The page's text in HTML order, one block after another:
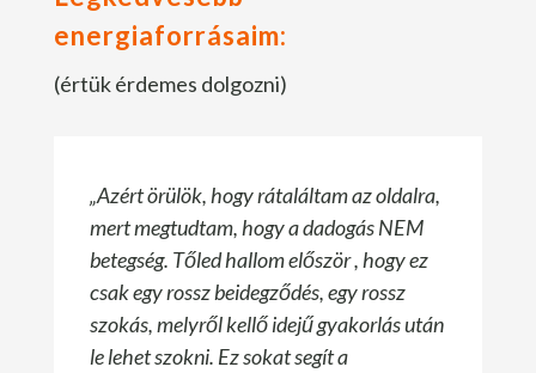
energiaforrásaim:
(értük érdemes dolgozni)
„Azért örülök, hogy rátaláltam az oldalra,
mert megtudtam, hogy a dadogás NEM
betegség. Tőled hallom először , hogy ez
csak egy rossz beidegződés, egy rossz
szokás, melyről kellő idejű gyakorlás után
le lehet szokni. Ez sokat segít a